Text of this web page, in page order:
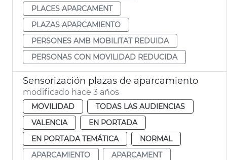
PLACES APARCAMENT
PLAZAS APARCAMIENTO
PERSONES AMB MOBILITAT REDUIDA
PERSONAS CON MOVILIDAD REDUCIDA
Sensorización plazas de aparcamiento
modificado hace 3 años
MOVILIDAD
TODAS LAS AUDIENCIAS
VALENCIA
EN PORTADA
EN PORTADA TEMÁTICA
NORMAL
APARCAMIENTO
APARCAMENT